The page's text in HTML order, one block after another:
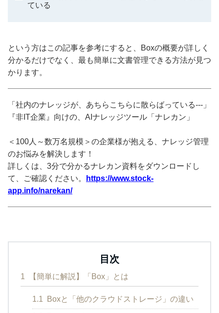
ている
という方はこの記事を参考にすると、Boxの概要が詳しく
分かるだけでなく、最も簡単に文書管理できる方法が見つ
かります。
「社内のナレッジが、あちらこちらに散らばっている---」
『非IT企業』向けの、AIナレッジツール「ナレカン」
＜100人～数万名規模＞の企業様が抱える、ナレッジ管理
のお悩みを解決します！
詳しくは、3分で分かるナレカン資料をダウンロードし
て、ご確認ください。
https://www.stock-
app.info/narekan/
目次
1 【簡単に解説】「Box」とは
1.1 Boxと「他のクラウドストレージ」の違い